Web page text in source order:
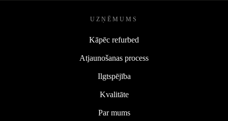
UZŅĒMUMS
Kāpēc refurbed
Atjaunošanas process
Ilgtspējība
Kvalitāte
Par mums